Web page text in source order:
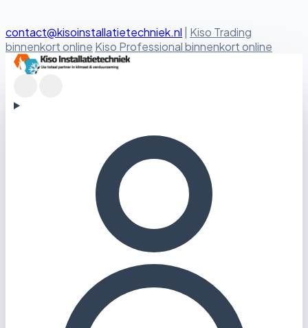
contact@kisoinstallatietechniek.nl
Kiso Trading
binnenkort online Kiso Professional binnenkort online